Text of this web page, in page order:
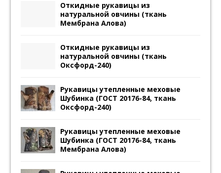
Откидные рукавицы из
натуральной овчины (ткань
Мембрана Алова)
Откидные рукавицы из
натуральной овчины (ткань
Оксфорд-240)
Рукавицы утепленные меховые
Шубинка (ГОСТ 20176-84, ткань
Оксфорд-240)
Рукавицы утепленные меховые
Шубинка (ГОСТ 20176-84, ткань
Мембрана Алова)